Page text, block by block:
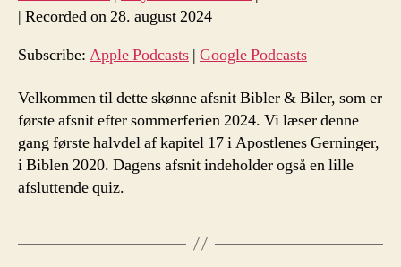
| Recorded on 28. august 2024
Subscribe: Apple Podcasts | Google Podcasts
Velkommen til dette skønne afsnit Bibler & Biler, som er
første afsnit efter sommerferien 2024. Vi læser denne
gang første halvdel af kapitel 17 i Apostlenes Gerninger,
i Biblen 2020. Dagens afsnit indeholder også en lille
afsluttende quiz.